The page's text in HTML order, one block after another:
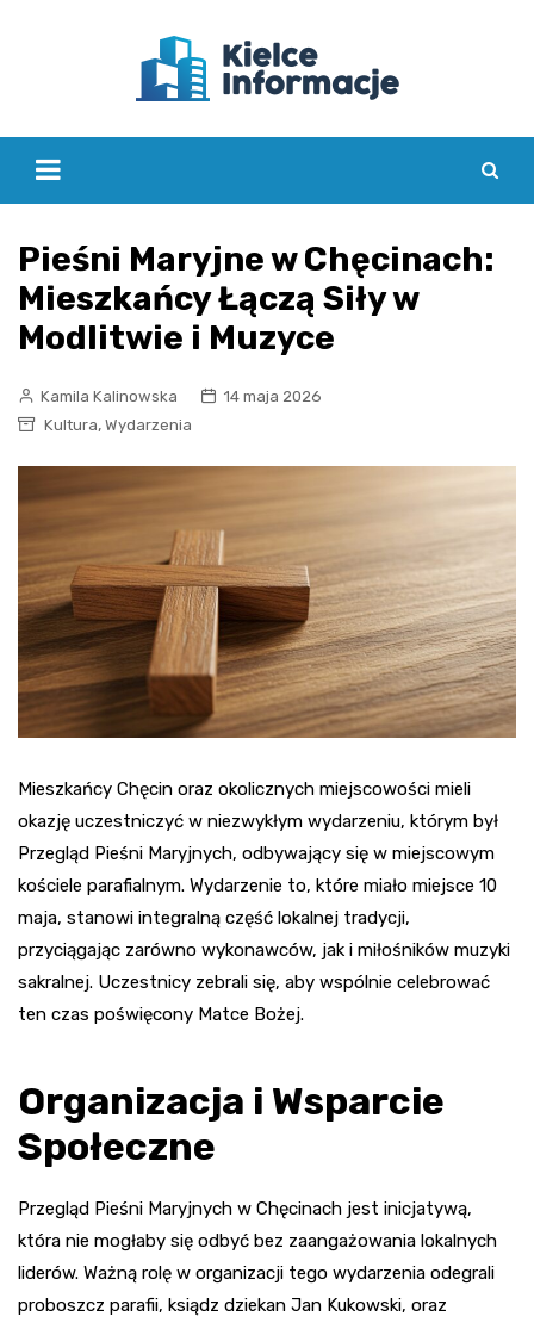
Pieśni Maryjne w Chęcinach:
Mieszkańcy Łączą Siły w
Modlitwie i Muzyce
Kamila Kalinowska
14 maja 2026
Kultura, Wydarzenia
Mieszkańcy Chęcin oraz okolicznych miejscowości mieli
okazję uczestniczyć w niezwykłym wydarzeniu, którym był
Przegląd Pieśni Maryjnych, odbywający się w miejscowym
kościele parafialnym. Wydarzenie to, które miało miejsce 10
maja, stanowi integralną część lokalnej tradycji,
przyciągając zarówno wykonawców, jak i miłośników muzyki
sakralnej. Uczestnicy zebrali się, aby wspólnie celebrować
ten czas poświęcony Matce Bożej.
Organizacja i Wsparcie
Społeczne
Przegląd Pieśni Maryjnych w Chęcinach jest inicjatywą,
która nie mogłaby się odbyć bez zaangażowania lokalnych
liderów. Ważną rolę w organizacji tego wydarzenia odegrali
proboszcz parafii, ksiądz dziekan Jan Kukowski, oraz